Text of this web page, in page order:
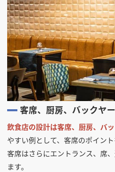
客席、厨房、バックヤ
飲食店の設計は客席、厨房、バ
やすい例として、客席のポイント
客席はさらにエントランス、席
ます。